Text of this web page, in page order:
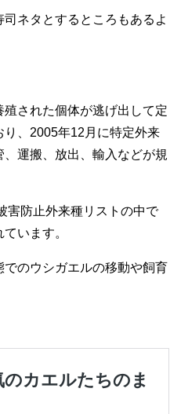
ネタとするところもあるよ
された個体が逃げ出して定
、2005年12月に特定外来
運搬、放出、輸入などが規
害防止外来種リストの中で
います。
のウシガエルの移動や飼育